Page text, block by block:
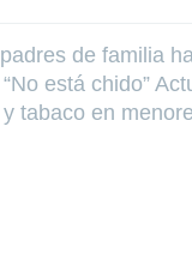
de familia
está chido”
tabaco en